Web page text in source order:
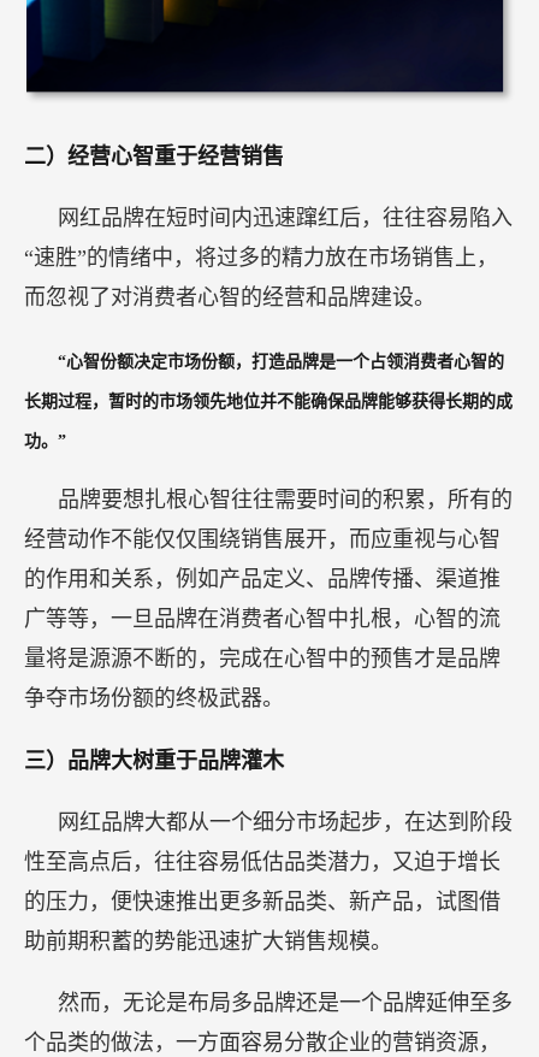
二）经营心智重于经营销售
网红品牌在短时间内迅速蹿红后，往往容易陷入
“速胜”的情绪中，将过多的精力放在市场销售上，
而忽视了对消费者心智的经营和品牌建设。
“心智份额决定市场份额，打造品牌是一个占领消费者心智的
长期过程，暂时的市场领先地位并不能确保品牌能够获得长期的成
功。”
品牌要想扎根心智往往需要时间的积累，所有的
经营动作不能仅仅围绕销售展开，而应重视与心智
的作用和关系，例如产品定义、品牌传播、渠道推
广等等，一旦品牌在消费者心智中扎根，心智的流
量将是源源不断的，完成在心智中的预售才是品牌
争夺市场份额的终极武器。
三）品牌大树重于品牌灌木
网红品牌大都从一个细分市场起步，在达到阶段
性至高点后，往往容易低估品类潜力，又迫于增长
的压力，便快速推出更多新品类、新产品，试图借
助前期积蓄的势能迅速扩大销售规模。
然而，无论是布局多品牌还是一个品牌延伸至多
个品类的做法，一方面容易分散企业的营销资源，